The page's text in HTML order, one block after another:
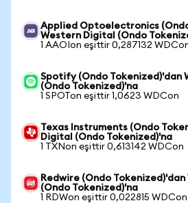
Applied Optoelectronics
Western Digital (Ondo
1 AAOIon eşittir 0,287132
Spotify (Ondo Tokenized)'dan
(Ondo Tokenized)'na
1 SPOTon eşittir 1,0623 WDCon
Texas Instruments (Ondo
Digital (Ondo Tokenized)'na
1 TXNon eşittir 0,613142 WDCon
Redwire (Ondo
(Ondo Tokenized)'na
1 RDWon eşittir 0,022815 WDCon